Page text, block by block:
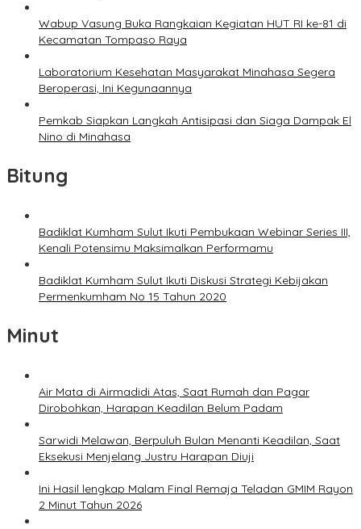
Wabup Vasung Buka Rangkaian Kegiatan HUT RI ke-81 di
Kecamatan Tompaso Raya
Laboratorium Kesehatan Masyarakat Minahasa Segera
Beroperasi, Ini Kegunaannya
Pemkab Siapkan Langkah Antisipasi dan Siaga Dampak El
Nino di Minahasa
Bitung
Badiklat Kumham Sulut Ikuti Pembukaan Webinar Series III,
Kenali Potensimu Maksimalkan Performamu
Badiklat Kumham Sulut Ikuti Diskusi Strategi Kebijakan
Permenkumham No 15 Tahun 2020
Minut
Air Mata di Airmadidi Atas, Saat Rumah dan Pagar
Dirobohkan, Harapan Keadilan Belum Padam
Sarwidi Melawan, Berpuluh Bulan Menanti Keadilan, Saat
Eksekusi Menjelang Justru Harapan Diuji
Ini Hasil lengkap Malam Final Remaja Teladan GMIM Rayon
2 Minut Tahun 2026